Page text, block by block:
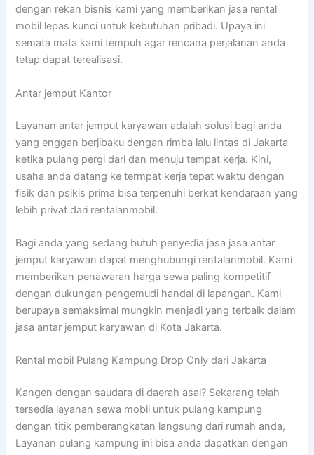
dengan rekan bisnis kami yang memberikan jasa rental
mobil lepas kunci untuk kebutuhan pribadi. Upaya ini
semata mata kami tempuh agar rencana perjalanan anda
tetap dapat terealisasi.
Antar jemput Kantor
Layanan antar jemput karyawan adalah solusi bagi anda
yang enggan berjibaku dengan rimba lalu lintas di Jakarta
ketika pulang pergi dari dan menuju tempat kerja. Kini,
usaha anda datang ke termpat kerja tepat waktu dengan
fisik dan psikis prima bisa terpenuhi berkat kendaraan yang
lebih privat dari rentalanmobil.
Bagi anda yang sedang butuh penyedia jasa jasa antar
jemput karyawan dapat menghubungi rentalanmobil. Kami
memberikan penawaran harga sewa paling kompetitif
dengan dukungan pengemudi handal di lapangan. Kami
berupaya semaksimal mungkin menjadi yang terbaik dalam
jasa antar jemput karyawan di Kota Jakarta.
Rental mobil Pulang Kampung Drop Only dari Jakarta
Kangen dengan saudara di daerah asal? Sekarang telah
tersedia layanan sewa mobil untuk pulang kampung
dengan titik pemberangkatan langsung dari rumah anda,
Layanan pulang kampung ini bisa anda dapatkan dengan